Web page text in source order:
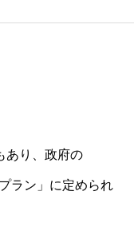
あり、政府の
ラン」に定められ